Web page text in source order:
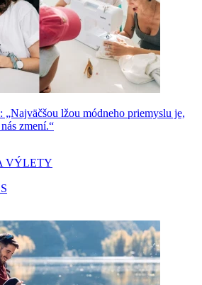
„Najväčšou lžou módneho priemyslu je,
zmení.“
VÝLETY